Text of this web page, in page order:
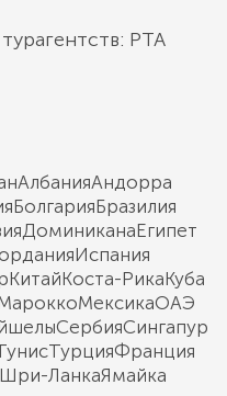
РТА
АлбанияАндорра
БолгарияБразилия
ДоминиканаЕгипет
Испания
КитайКоста-РикаКуба
МексикаОАЭ
СербияСингапур
ТурцияФранция
Шри-ЛанкаЯмайка